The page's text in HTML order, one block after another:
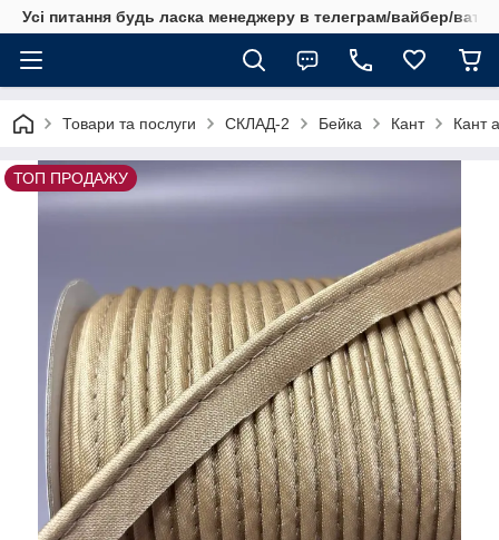
Усі питання будь ласка менеджеру в телеграм/вайбер/
Товари та послуги СКЛАД-2 Бейка Кант Кант
ТОП ПРОДАЖУ